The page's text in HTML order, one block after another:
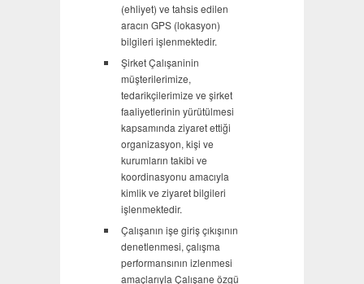
(ehliyet) ve tahsis edilen
aracın GPS (lokasyon)
bilgileri işlenmektedir.
Şirket Çalışaninin
müşterilerimize,
tedarikçilerimize ve şirket
faaliyetlerinin yürütülmesi
kapsamında ziyaret ettiği
organizasyon, kişi ve
kurumların takibi ve
koordinasyonu amacıyla
kimlik ve ziyaret bilgileri
işlenmektedir.
Çalışanın işe giriş çıkışının
denetlenmesi, çalışma
performansının izlenmesi
amaçlarıyla Çalışane özgü